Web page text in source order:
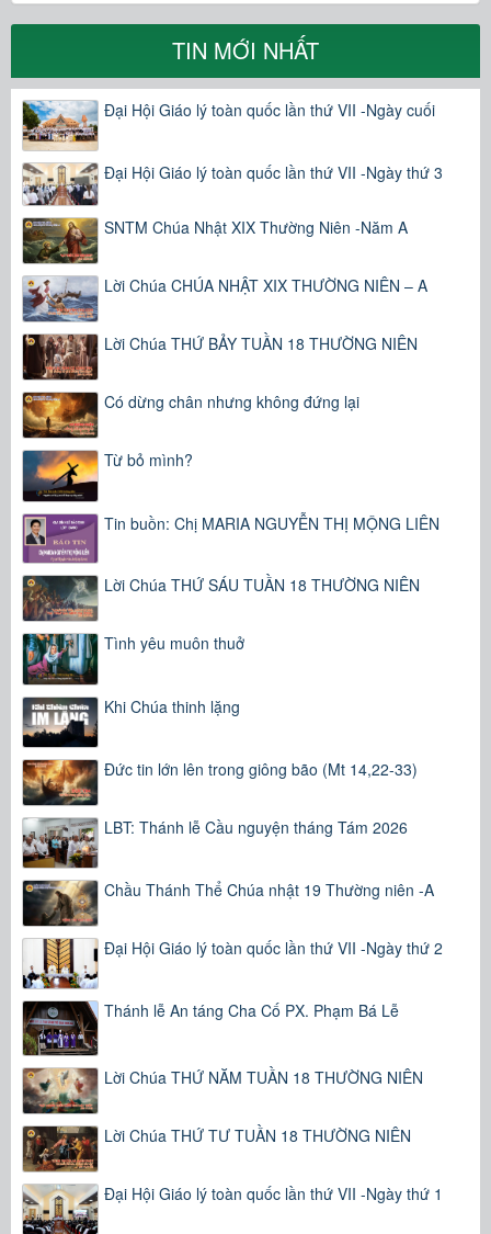
TIN MỚI NHẤT
Đại Hội Giáo lý toàn quốc lần thứ VII -Ngày cuối
Đại Hội Giáo lý toàn quốc lần thứ VII -Ngày thứ 3
SNTM Chúa Nhật XIX Thường Niên -Năm A
Lời Chúa CHÚA NHẬT XIX THƯỜNG NIÊN – A
Lời Chúa THỨ BẢY TUẦN 18 THƯỜNG NIÊN
Có dừng chân nhưng không đứng lại
Từ bỏ mình?
Tin buồn: Chị MARIA NGUYỄN THỊ MỘNG LIÊN
Lời Chúa THỨ SÁU TUẦN 18 THƯỜNG NIÊN
Tình yêu muôn thuở
Khi Chúa thinh lặng
Đức tin lớn lên trong giông bão (Mt 14,22-33)
LBT: Thánh lễ Cầu nguyện tháng Tám 2026
Chầu Thánh Thể Chúa nhật 19 Thường niên -A
Đại Hội Giáo lý toàn quốc lần thứ VII -Ngày thứ 2
Thánh lễ An táng Cha Cố PX. Phạm Bá Lễ
Lời Chúa THỨ NĂM TUẦN 18 THƯỜNG NIÊN
Lời Chúa THỨ TƯ TUẦN 18 THƯỜNG NIÊN
Đại Hội Giáo lý toàn quốc lần thứ VII -Ngày thứ 1